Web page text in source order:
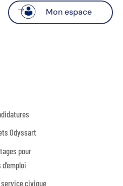
Mon espace
Odyssart
pour
service civique